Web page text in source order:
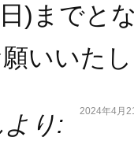
)までと
いいた
り: 2024年4月